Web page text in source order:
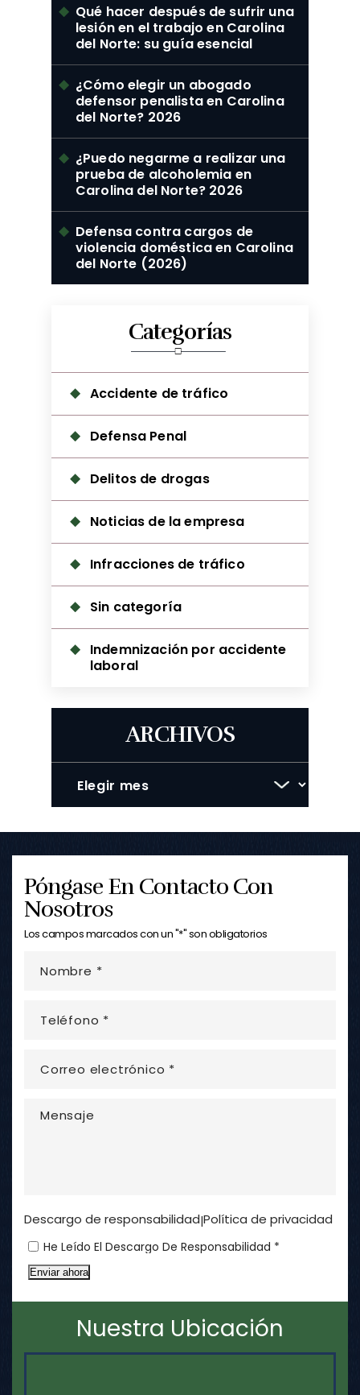
Qué hacer después de sufrir una
lesión en el trabajo en Carolina
del Norte: su guía esencial
¿Cómo elegir un abogado
defensor penalista en Carolina
del Norte? 2026
¿Puedo negarme a realizar una
prueba de alcoholemia en
Carolina del Norte? 2026
Defensa contra cargos de
violencia doméstica en Carolina
del Norte (2026)
Categorías
Accidente de tráfico
Defensa Penal
Delitos de drogas
Noticias de la empresa
Infracciones de tráfico
Sin categoría
Indemnización por accidente
laboral
ARCHIVOS
Póngase En Contacto Con
Nosotros
Los campos marcados con un "*" son obligatorios
Descargo de responsabilidad|Política de privacidad
He Leído El Descargo De Responsabilidad *
Enviar ahora
Nuestra Ubicación